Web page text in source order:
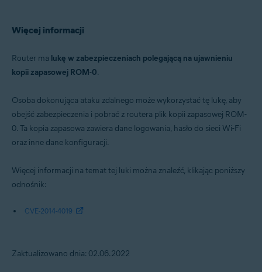
Więcej informacji
Router ma lukę w zabezpieczeniach polegającą na ujawnieniu
kopii zapasowej ROM-0.
Osoba dokonująca ataku zdalnego może wykorzystać tę lukę, aby
obejść zabezpieczenia i pobrać z routera plik kopii zapasowej ROM-
0. Ta kopia zapasowa zawiera dane logowania, hasło do sieci Wi-Fi
oraz inne dane konfiguracji.
Więcej informacji na temat tej luki można znaleźć, klikając poniższy
odnośnik:
CVE-2014-4019
Zaktualizowano dnia: 02.06.2022